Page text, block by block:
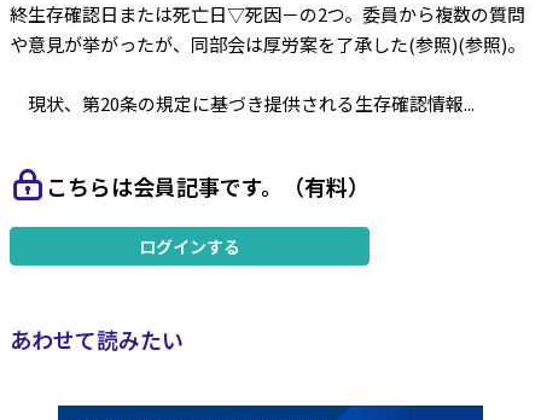
終生存確認日または死亡日▽死因－の2つ。委員から複数の質問
や意見が挙がったが、同部会は厚労案を了承した(参照)(参照)。
現状、第20条の規定に基づき提供される生存確認情報...
こちらは会員記事です。（有料）
ログインする
あわせて読みたい